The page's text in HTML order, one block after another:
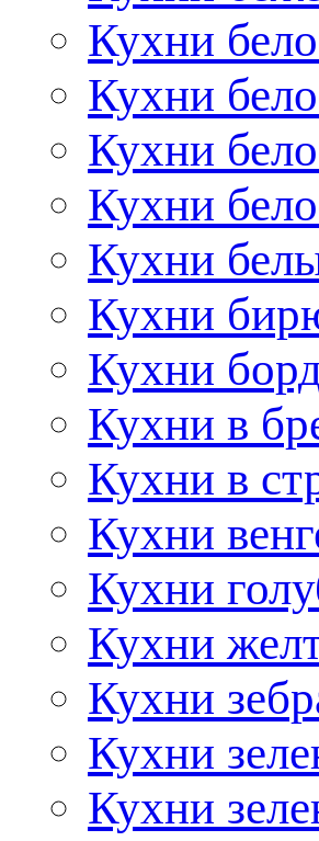
Кухни
Кухни
Кухни
Кухни
Кухни
Кухни
Кухни
Кухни в
Кухни в
Кухни
Кухни
Кухни
Кухни
Кухни
Кухни